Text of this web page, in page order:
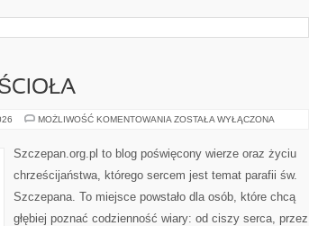
MOŻLIWOŚĆ KOMENTOWANIA SAKRAMENTY
ZOSTAŁA WYŁĄCZONA
Szczepan.org.pl to blog poświęcony wierze oraz życiu
chrześcijaństwa, którego sercem jest temat parafii św.
Szczepana. To miejsce powstało dla osób, które chcą
głębiej poznać codzienność wiary: od ciszy serca, przez